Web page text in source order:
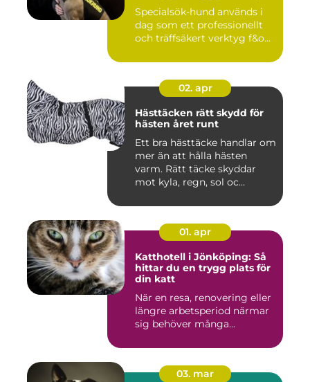
Specialsök-hund används i
dag som ett professionellt
och träffsäkert verktyg f&o...
02. apr
Hästtäcken rätt skydd för
hästen året runt
Ett bra hästtäcke handlar om
mer än att hålla hästen
varm. Rätt täcke skyddar
mot kyla, regn, sol oc...
01. apr
Katthotell i Jönköping: Så
hittar du en trygg plats för
din katt
När en resa, renovering eller
längre arbetsperiod närmar
sig behöver många...
03. mar